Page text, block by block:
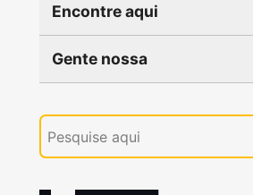
Encontre aqui
Gente nossa